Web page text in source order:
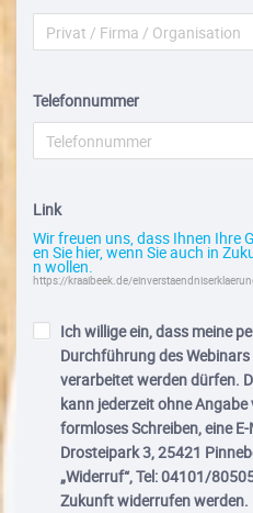
Telefonnummer
Link
Wir freuen uns, dass Ihnen Ihre
en Sie hier, wenn Sie auch in
n wollen.
https://kraaibeek.de/
Ich willige ein, dass meine
Durchführung des
verarbeitet werden dürfen.
kann jederzeit ohne
formloses Schreiben, eine
Drosteipark 3, 25421
„Widerruf“, Tel: 04101/
Zukunft widerrufen werden.